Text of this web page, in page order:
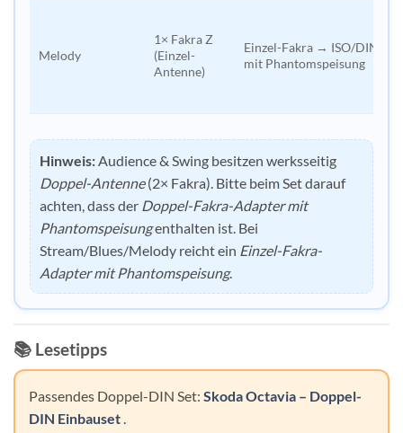
Melody
1× Fakra Z
(Einzel-
Antenne)
Einzel-Fakra → ISO/DIN
mit Phantomspeisung
Hinweis:Audience & Swing besitzen werksseitig
Doppel-Antenne(2× Fakra). Bitte beim Set darauf
achten, dass der Doppel-Fakra-Adapter mit
Phantomspeisungenthalten ist. Bei
Stream/Blues/Melody reicht ein Einzel-Fakra-
Adapter mit Phantomspeisung.
📚 Lesetipps
Passendes Doppel-DIN Set: Skoda Octavia – Doppel-
DIN Einbauset